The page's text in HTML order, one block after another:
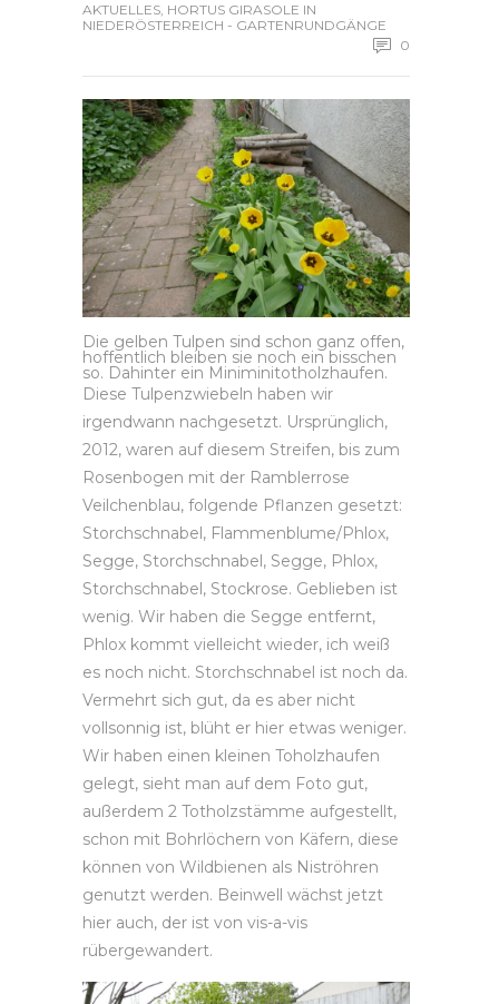
AKTUELLES, HORTUS GIRASOLE IN
NIEDERÖSTERREICH - GARTENRUNDGÄNGE
0
Die gelben Tulpen sind schon ganz offen,
hoffentlich bleiben sie noch ein bisschen
so. Dahinter ein Miniminitotholzhaufen.
Diese Tulpenzwiebeln haben wir
irgendwann nachgesetzt. Ursprünglich,
2012, waren auf diesem Streifen, bis zum
Rosenbogen mit der Ramblerrose
Veilchenblau, folgende Pflanzen gesetzt:
Storchschnabel, Flammenblume/Phlox,
Segge, Storchschnabel, Segge, Phlox,
Storchschnabel, Stockrose. Geblieben ist
wenig. Wir haben die Segge entfernt,
Phlox kommt vielleicht wieder, ich weiß
es noch nicht. Storchschnabel ist noch da.
Vermehrt sich gut, da es aber nicht
vollsonnig ist, blüht er hier etwas weniger.
Wir haben einen kleinen Toholzhaufen
gelegt, sieht man auf dem Foto gut,
außerdem 2 Totholzstämme aufgestellt,
schon mit Bohrlöchern von Käfern, diese
können von Wildbienen als Niströhren
genutzt werden. Beinwell wächst jetzt
hier auch, der ist von vis-a-vis
rübergewandert.